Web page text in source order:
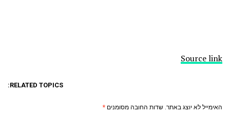
Source link
RELATED TOPICS:
האימייל לא יוצג באתר. שדות החובה מסומנים *